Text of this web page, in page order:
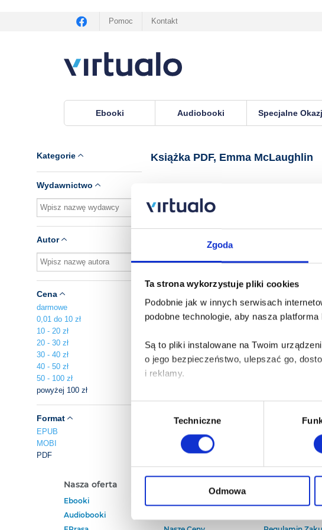
Zgoda
Ta strona wykorzystuje pliki cookies
Podobnie jak w innych serwisach
podobne technologie, aby nasza
Są to pliki instalowane na Twoim
o jego bezpieczeństwo, ulepszać go,
i reklamy.
Poza plikami, które są nam niezbędne do
Twojej zgody.
Każda udzielona zgoda poprawi Twoje
Wybór
Techniczne
Odmowa
Pomoc Kontakt
Ebooki Audiobooki Specjalne
Kategorie
Wydawnictwo
Autor
Cena
darmowe
0,01 do 10 zł
10 - 20 zł
20 - 30 zł
30 - 40 zł
40 - 50 zł
50 - 100 zł
powyżej 100 zł
Format
EPUB
MOBI
PDF
Książka PDF, Emma McLaughlin
Nasza oferta
Ebooki
Audiobooki